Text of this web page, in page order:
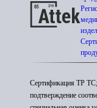
Сертификация ТР ТС;
подтверждение